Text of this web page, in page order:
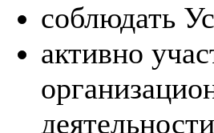
соблюдать
активно